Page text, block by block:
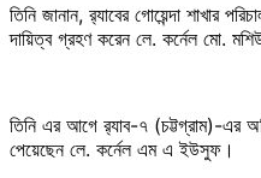
তিনি জানান, র‌্যাবের গোয়েন্দা শাখার
দায়িত্ব গ্রহণ করেন লে. কর্নেল মো.
তিনি এর আগে র‍্যাব-৭ (চট্টগ্রাম)-এর
পেয়েছেন লে. কর্নেল এম এ ইউসুফ।